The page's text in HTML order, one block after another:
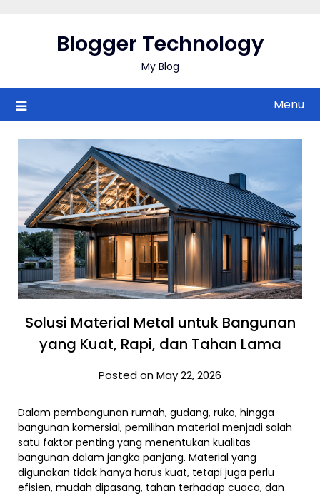
Blogger Technology
My Blog
Menu
Solusi Material Metal untuk Bangunan
yang Kuat, Rapi, dan Tahan Lama
Posted on May 22, 2026
Dalam pembangunan rumah, gudang, ruko, hingga
bangunan komersial, pemilihan material menjadi salah
satu faktor penting yang menentukan kualitas
bangunan dalam jangka panjang. Material yang
digunakan tidak hanya harus kuat, tetapi juga perlu
efisien, mudah dipasang, tahan terhadap cuaca, dan